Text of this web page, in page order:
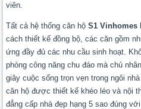
viên.
Tất cả hệ thống căn hộS1
cách thiết kế đồng bộ, các căn gồm
ứng đầy đủ các nhu cầu sinh hoạt.
phòng công năng chu đáo mà chủ
giây cuộc sống trọn vẹn trong ngôi
căn hộ được thiết kế khéo léo và nội
đẳng cấp nhà đẹp hạng 5 sao đúng